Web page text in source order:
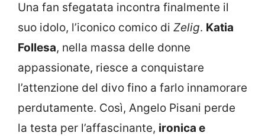
Una fan sfegatata incontra finalmente il
suo idolo, l’iconico comico di Zelig. Katia
Follesa, nella massa delle donne
appassionate, riesce a conquistare
l’attenzione del divo fino a farlo innamorare
perdutamente. Così, Angelo Pisani perde
la testa per l’affascinante, ironica e